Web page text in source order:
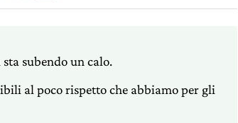
subendo un calo.
al poco rispetto che abbiamo per gli